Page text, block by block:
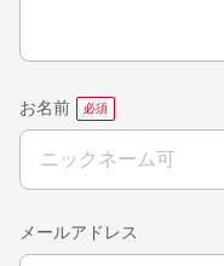
お名前
メールアドレス